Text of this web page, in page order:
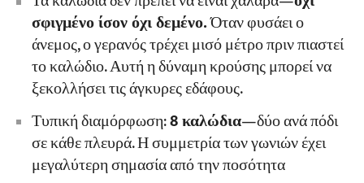
σφιγμένο ίσον όχι δεμένο.Όταν φυσάει ο
άνεμος, ο γερανός τρέχει μισό μέτρο πριν πιαστεί
το καλώδιο. Αυτή η δύναμη κρούσης μπορεί να
ξεκολλήσει τις άγκυρες εδάφους.
Τυπική διαμόρφωση:8 καλώδια—δύο ανά πόδι
σε κάθε πλευρά. Η συμμετρία των γωνιών έχει
μεγαλύτερη σημασία από την ποσότητα